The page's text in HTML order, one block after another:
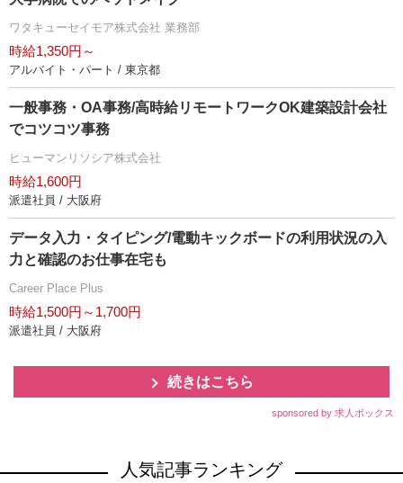
ワタキューセイモア株式会社 業務部
時給1,350円～
アルバイト・パート / 東京都
一般事務・OA事務/高時給リモートワークOK建築設計会社
でコツコツ事務
ヒューマンリソシア株式会社
時給1,600円
派遣社員 / 大阪府
データ入力・タイピング/電動キックボードの利用状況の入
力と確認のお仕事在宅も
Career Place Plus
時給1,500円～1,700円
派遣社員 / 大阪府
続きはこちら
sponsored by 求人ボックス
人気記事ランキング